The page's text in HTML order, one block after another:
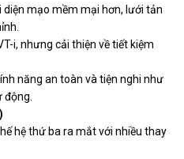
diện mạo mềm mại hơn, lưới tản
i, nhưng cải thiện về tiết kiệm
năng an toàn và tiện nghi như
động.
hệ thứ ba ra mắt với nhiều thay